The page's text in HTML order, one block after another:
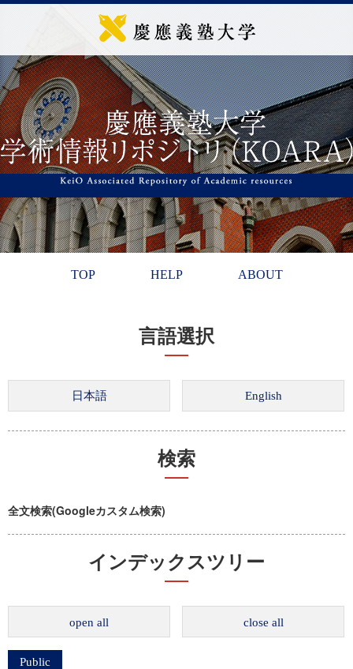
TOP HELP ABOUT
言語選択
検索
全文検索(Googleカスタム検索)
インデックスツリー
open all close all
Public